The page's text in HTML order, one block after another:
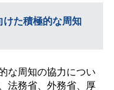
た積極的な周知
な周知の協力につい
法務省、外務省、厚